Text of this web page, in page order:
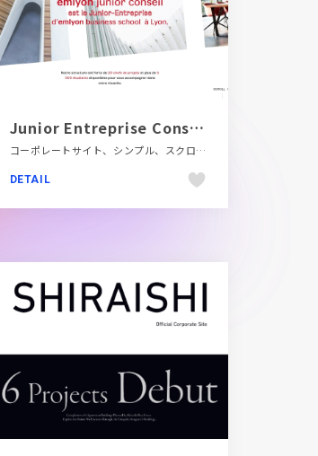
Junior Entreprise Conseil | emlyon junior conseil
コーポレートサイト、シンプル、スクロールエフェクト、スタイリッシュ、タイポグラフィー、ナチュラル、ホワイト系、モーション多め、レッド系、大きめ写真、教育・学校、海外サイト、金融・法律・人材・専門職
DETAIL